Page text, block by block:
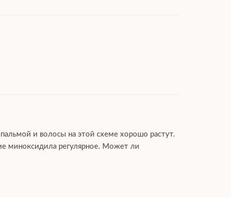
и волосы на этой схеме хорошо растут.
миноксидила регулярное. Может ли